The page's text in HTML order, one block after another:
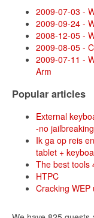
2009-07-03 -
2009-09-24 -
2008-12-05 -
2009-08-05 -
2009-07-11 -
Arm
Popular articles
External
-no
Ik ga op reis
tablet +
The best tools
HTPC
Cracking